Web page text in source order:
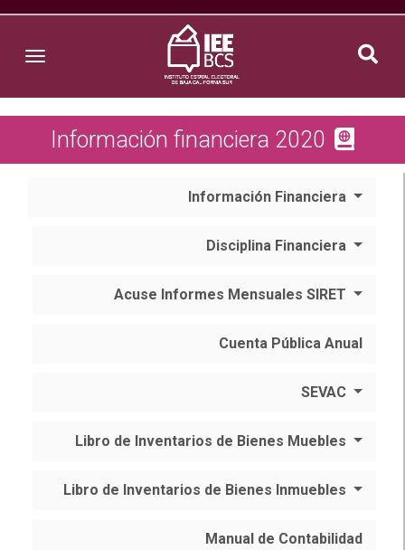
Toggle navigation
Información financiera 2020
Información Financiera
Disciplina Financiera
Acuse Informes Mensuales SIRET
Cuenta Pública Anual
SEVAC
Libro de Inventarios de Bienes Muebles
Libro de Inventarios de Bienes Inmuebles
Manual de Contabilidad